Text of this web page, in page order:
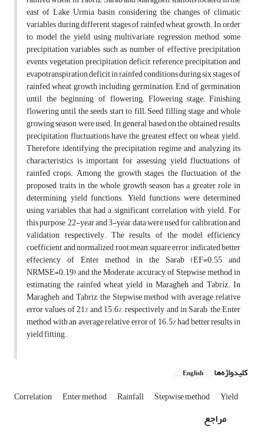
east of Lake Urmia basin, considering the changes of climatic
variables during different stages of rainfed wheat growth. In order
to model the yield using multivariate regression method, some
precipitation variables such as, number of effective precipitation
events, vegetation precipitation deficit, reference precipitation and
evapotranspiration deficit in rainfed conditions during six stages of
rainfed wheat growth including germination; End of germination
until the beginning of flowering; Flowering stage; Finishing
flowering until the seeds start to fill; Seed filling stage and whole
growing season were used. In general, based on the obtained results,
precipitation fluctuations have the greatest effect on wheat yield.
Therefore, identifying the precipitation regime and analyzing its
characteristics is important for assessing yield fluctuations of
rainfed crops. Among the growth stages, the fluctuation of the
proposed traits in the whole growth season has a greater role in
determining yield functions. Yield functions were determined
using variables that had a significant correlation with yield. For
this purpose, 22-year and 3-year data were used for calibration and
validation, respectively. The results of the model efficiency
coefficient and normalized root mean square error indicated better
effeciency of Enter method in the Sarab (EF=0.55 and
NRMSE=0.19) and the Moderate accuracy of Stepwise method in
estimating the rainfed wheat yield in Maragheh and Tabriz. In
Maragheh and Tabriz, the Stepwise method with average relative
error values of 21% and 15.6%, respectively, and in Sarab, the Enter
method with an average relative error of 16.5% had better results in
yield fitting.
کلیدواژه‌ها English
Correlation Enter method Rainfall Stepwise method Yield
مراجع